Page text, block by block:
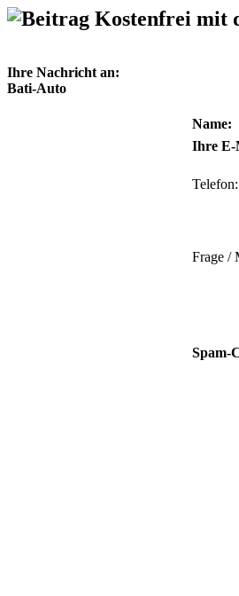
Kostenfrei mit
Ihre Nachricht an:
Bati-Auto
Name:
Ihre E-
Telefon:
Frage /
Spam-